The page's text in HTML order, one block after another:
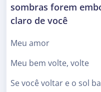
sombras forem
claro de você
Meu amor
Meu bem volte, volte
Se você voltar e o sol